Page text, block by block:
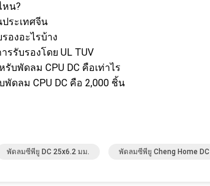
หน?
ประเทศจีน
องอะไรบ้าง
รรับรองโดย UL TUV
บพัดลม CPU DC คือเท่าไร
ดลม CPU DC คือ 2,000 ชิ้น
พัดลมซีพียู DC 25x6.2 มม. พัดลมซีพียู Cheng Home DC